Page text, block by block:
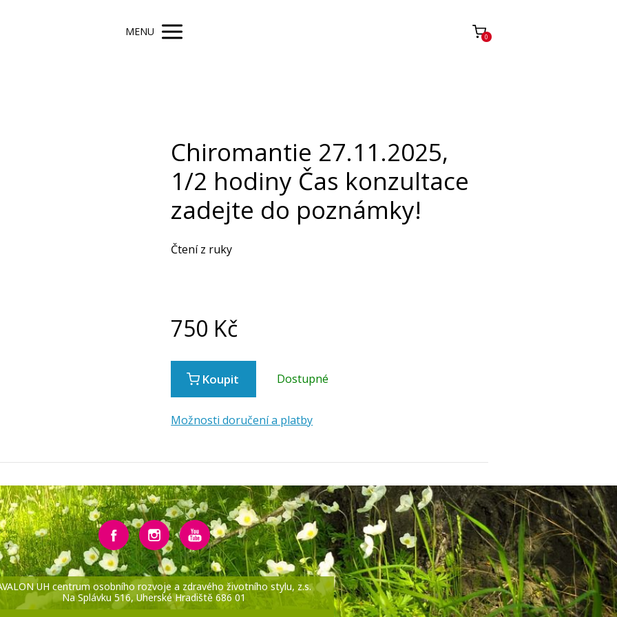
MENU 0
Chiromantie 27.11.2025,
1/2 hodiny Čas konzultace
zadejte do poznámky!
Čtení z ruky
750 Kč
Koupit Dostupné
Možnosti doručení a platby
UH centrum osobního rozvoje a zdravého životního stylu, z.s.
Na Splávku 516, Uherské Hradiště 686 01